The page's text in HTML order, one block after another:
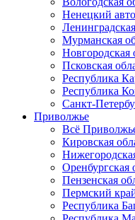
Ненецкий
Мурманская
Новгородская
Псковская
Республика
Республика
Санкт-
Приволжье
Всё
Кировская
Оренбургская
Пензенская
Пермский
Республика